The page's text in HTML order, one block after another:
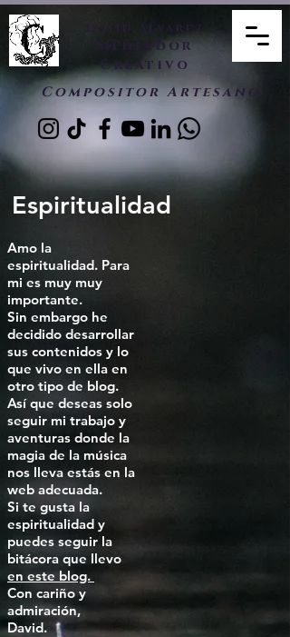
David Álvarez
Mediador
Creativo
Compositor Artesano
Espiritualidad
Amo la
espiritualidad. Para
mi es muy muy
importante.
Sin embargo he
decidido desarrollar
sus contenidos y lo
que vivo en ella en
otro tipo de blog.
Así que deseas solo
seguir mi trabajo y
aventuras donde la
magia de la música
nos lleva estás en la
web adecuada.
Si te gusta la
espiritualidad y
puedes seguir la
bitácora que llevo
en este blog.
Con cariño y
admiración,
David.